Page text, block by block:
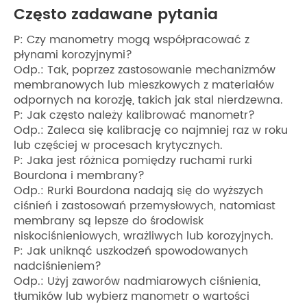
Często zadawane pytania
P: Czy manometry mogą współpracować z
płynami korozyjnymi?
Odp.: Tak, poprzez zastosowanie mechanizmów
membranowych lub mieszkowych z materiałów
odpornych na korozję, takich jak stal nierdzewna.
P: Jak często należy kalibrować manometr?
Odp.: Zaleca się kalibrację co najmniej raz w roku
lub częściej w procesach krytycznych.
P: Jaka jest różnica pomiędzy ruchami rurki
Bourdona i membrany?
Odp.: Rurki Bourdona nadają się do wyższych
ciśnień i zastosowań przemysłowych, natomiast
membrany są lepsze do środowisk
niskociśnieniowych, wrażliwych lub korozyjnych.
P: Jak uniknąć uszkodzeń spowodowanych
nadciśnieniem?
Odp.: Użyj zaworów nadmiarowych ciśnienia,
tłumików lub wybierz manometr o wartości